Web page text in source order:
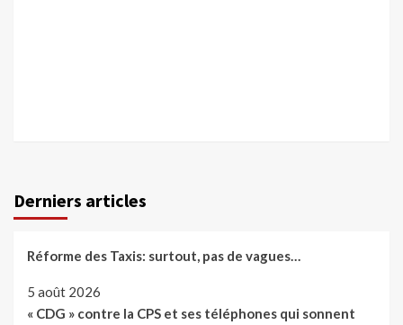
Derniers articles
Réforme des Taxis: surtout, pas de vagues…
5 août 2026
« CDG » contre la CPS et ses téléphones qui sonnent